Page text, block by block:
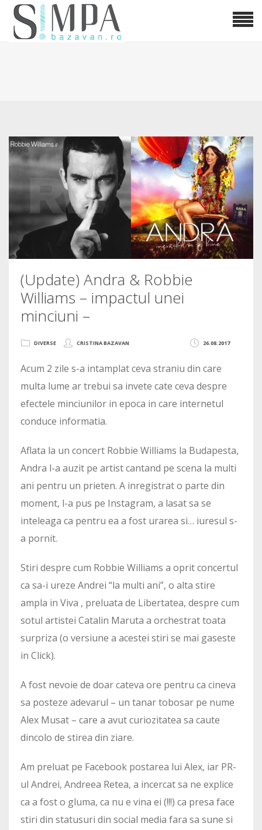
(Update) Andra & Robbie
Williams – impactul unei
minciuni –
26.08.2017
DIVERSE CRISTINA BAZAVAN
Acum 2 zile s-a intamplat ceva straniu din care
multa lume ar trebui sa invete cate ceva despre
efectele minciunilor in epoca in care internetul
conduce informatia.
Aflata la un concert Robbie Williams la Budapesta,
Andra l-a auzit pe artist cantand pe scena la multi
ani pentru un prieten. A inregistrat o parte din
moment, l-a pus pe Instagram, a lasat sa se
inteleaga ca pentru ea a fost urarea si… iuresul s-
a pornit.
Stiri despre cum Robbie Williams a oprit concertul
ca sa-i ureze Andrei “la multi ani”, o alta stire
ampla in Viva , preluata de Libertatea, despre cum
sotul artistei Catalin Maruta a orchestrat toata
surpriza (o versiune a acestei stiri se mai gaseste
in Click).
A fost nevoie de doar cateva ore pentru ca cineva
sa posteze adevarul – un tanar tobosar pe nume
Alex Musat – care a avut curiozitatea sa caute
dincolo de stirea din ziare.
Am preluat pe Facebook postarea lui Alex, iar PR-
ul Andrei, Andreea Retea, a incercat sa ne explice
ca a fost o gluma, ca nu e vina ei (!!!) ca presa face
stiri din statusuri din social media fara sa sune si